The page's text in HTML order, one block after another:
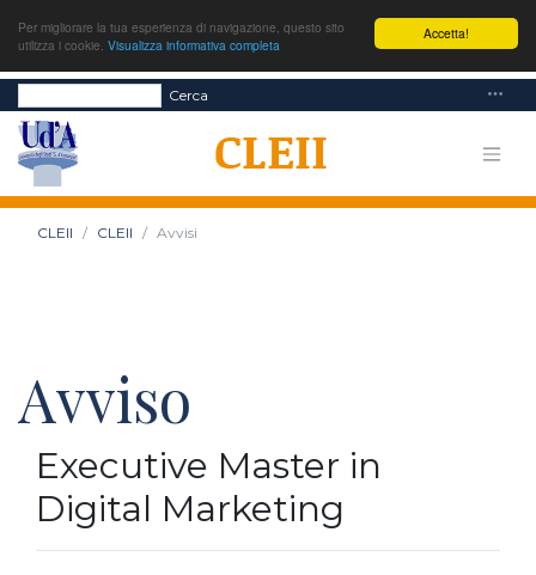
Accetta!
Per migliorare la tua esperienza di navigazione, questo sito
utilizza i cookie. Visualizza informativa completa
Cerca
CLEII CLEII Avvisi
Avviso
Executive Master in
Digital Marketing